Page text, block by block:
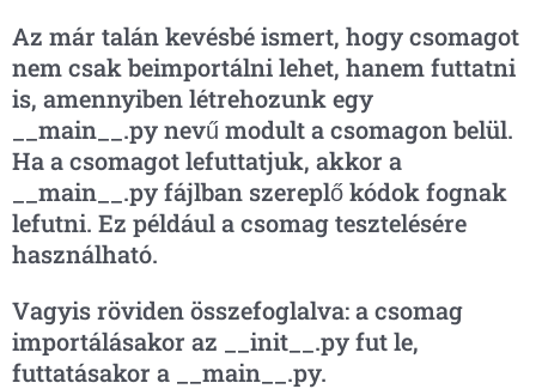
Az már talán kevésbé ismert, hogy csomagot
nem csak beimportálni lehet, hanem futtatni
is, amennyiben létrehozunk egy
__main__.py nevű modult a csomagon belül.
Ha a csomagot lefuttatjuk, akkor a
__main__.py fájlban szereplő kódok fognak
lefutni. Ez például a csomag tesztelésére
használható.
Vagyis röviden összefoglalva: a csomag
importálásakor az __init__.py fut le,
futtatásakor a __main__.py.